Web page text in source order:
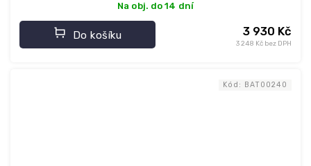
Na obj. do 14 dní
3 248 Kč bez DPH
3 930 Kč
Do košíku
Kód: BAT00240